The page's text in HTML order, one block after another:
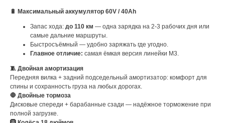
🔋 Максимальный аккумулятор 60V / 40Ah
Запас хода: до 110 км — одна зарядка на 2-3 рабочих дня или
самые дальние маршруты.
Быстросъёмный — удобно заряжать где угодно.
Главное отличие: самая ёмкая версия линейки M3.
🧵 Двойная амортизация
Передняя вилка + задний подседельный амортизатор: комфорт для
спины и сохранность груза на любых дорогах.
🛑 Двойные тормоза
Дисковые спереди + барабанные сзади — надёжное торможение при
полной загрузке.